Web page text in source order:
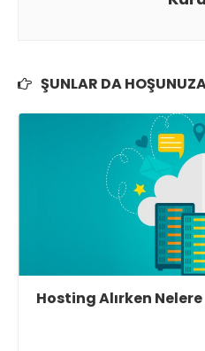
ŞUNLAR DA
Hosting Alırken